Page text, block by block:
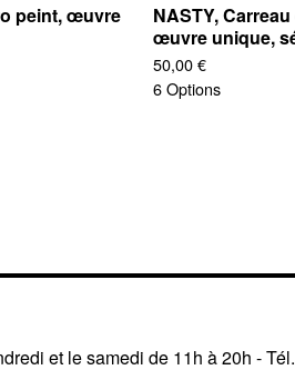
peint, œuvre
NASTY,
œuvre unique,
50,00€
6 Options
et le samedi de 11h à 20h -